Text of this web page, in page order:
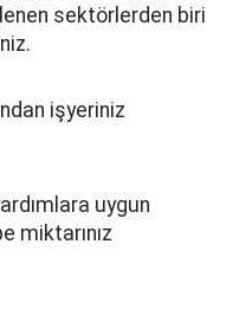
sektörlerden biri
işyeriniz
uygun
miktarınız